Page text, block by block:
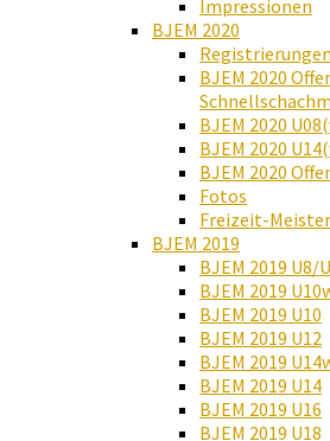
Impressionen
BJEM 2020
Registrierungen
BJEM 2020
BJEM 2020
BJEM 2020
BJEM 2020
Fotos
Freizeit-
BJEM 2019
BJEM 2019 U8/
BJEM 2019
BJEM 2019 U10
BJEM 2019 U12
BJEM 2019
BJEM 2019 U14
BJEM 2019 U16
BJEM 2019 U18